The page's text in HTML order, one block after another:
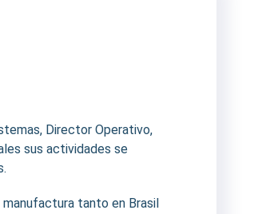
Director Operativo,
sus actividades se
tanto en Brasil